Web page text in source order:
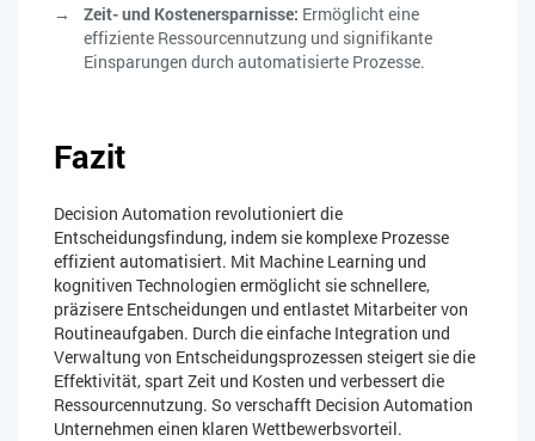
Zeit- und Kostenersparnisse: Ermöglicht eine
effiziente Ressourcennutzung und signifikante
Einsparungen durch automatisierte Prozesse.
Fazit
Decision Automation revolutioniert die
Entscheidungsfindung, indem sie komplexe Prozesse
effizient automatisiert. Mit Machine Learning und
kognitiven Technologien ermöglicht sie schnellere,
präzisere Entscheidungen und entlastet Mitarbeiter von
Routineaufgaben. Durch die einfache Integration und
Verwaltung von Entscheidungsprozessen steigert sie die
Effektivität, spart Zeit und Kosten und verbessert die
Ressourcennutzung. So verschafft Decision Automation
Unternehmen einen klaren Wettbewerbsvorteil.